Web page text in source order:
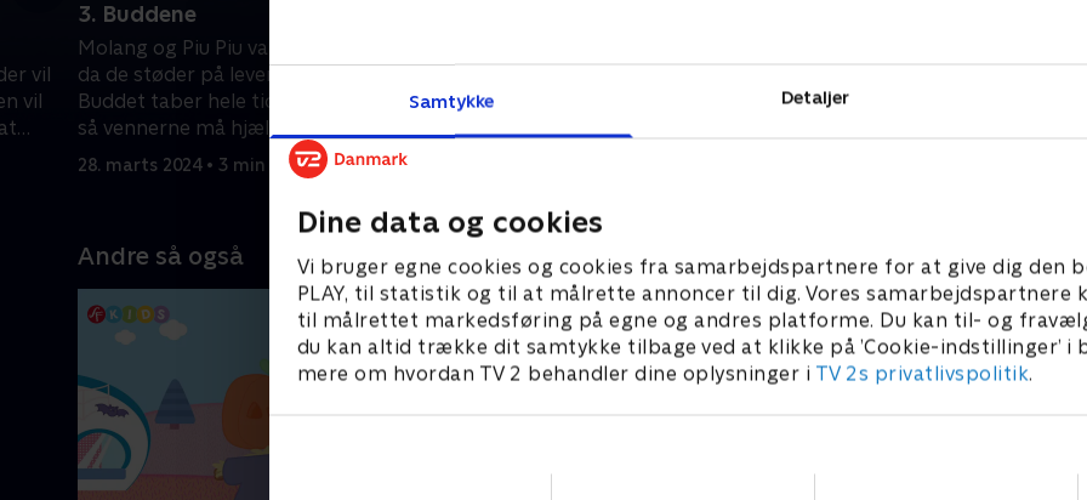
Samtykke Detaljer
Dine data og cookies
Vi bruger egne cookies og cookies fra samarbejdspartnere for at give dig den
PLAY, til statistik og til at målrette annoncer til dig. Vores samarbejdspartnere
til målrettet markedsføring på egne og andres platforme. Du kan til- og
du kan altid trække dit samtykke tilbage ved at klikke på ’Cookie-indstillinger’ i
mere om hvordan TV 2 behandler dine oplysninger i TV 2s privatlivspolitik.
vil
vil
3. Buddene
Molang og Piu Piu vandrer i bjergene,
da de støder på leveringsbuddet.
Buddet taber hele tiden sine kasser,
så vennerne må hjælpe ham, men det
er ikke let...
28. marts 2024 • 3 min
på stationen. De består flere tests,
men desværre har de ikke de
faretruende ustabilt. Da
Andre så også